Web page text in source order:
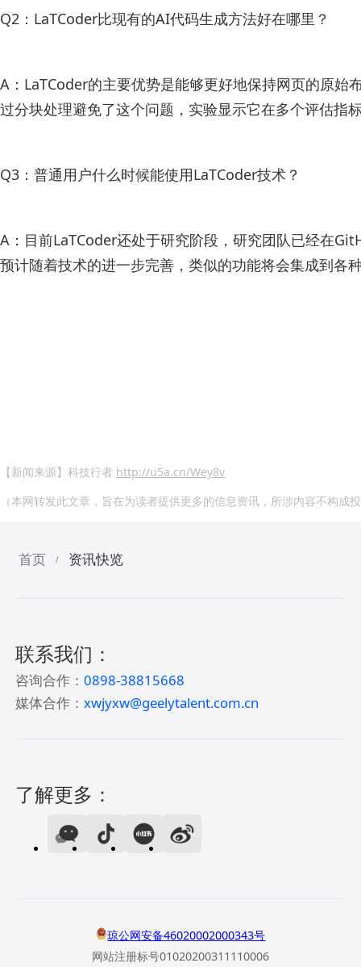
Q2：LaTCoder比现有的AI代码生成方法好在哪里？
A：LaTCoder的主要优势是能够更好地保持网页的原
过分块处理避免了这个问题，实验显示它在多个评估指
Q3：普通用户什么时候能使用LaTCoder技术？
A：目前LaTCoder还处于研究阶段，研究团队已经在
预计随着技术的进一步完善，类似的功能将会集成到各
【新闻来源】科技行者 http://u5a.cn/Wey8v
（本网转发此文章，旨在为读者提供更多的信息资讯，所涉内容不构
首页 / 资讯快览
联系我们：
咨询合作：0898-38815668
媒体合作：xwjyxw@geelytalent.com.cn
了解更多：
琼公网安备46020002000343号
网站注册标号01020200311110006